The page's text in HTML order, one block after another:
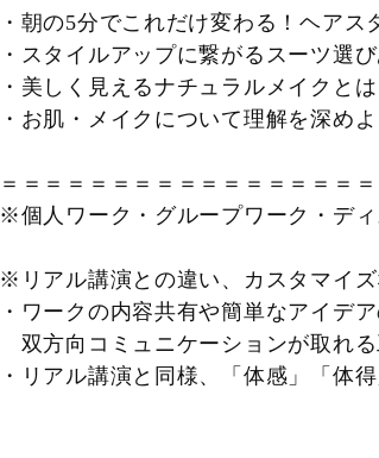
・朝の5分でこれだけ変わる！ヘアス
・スタイルアップに繋がるスーツ選
・美しく見えるナチュラルメイクとは
・お肌・メイクについて理解を深め
＝＝＝＝＝＝＝＝＝＝＝＝＝＝＝＝
※個人ワーク・グループワーク・デ
※リアル講演との違い、カスタマイ
・ワークの内容共有や簡単なアイデ
双方向コミュニケーションが取れる
・リアル講演と同様、「体感」「体